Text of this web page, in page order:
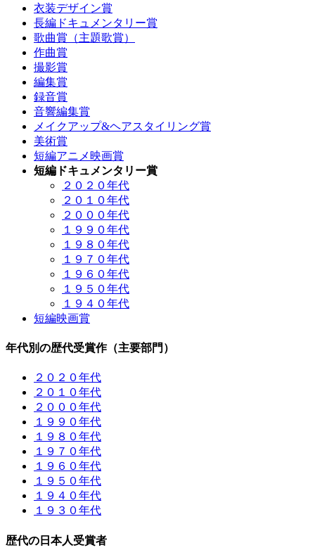
衣装デザイン賞
長編ドキュメンタリー賞
歌曲賞（主題歌賞）
作曲賞
撮影賞
編集賞
録音賞
音響編集賞
メイクアップ&ヘアスタイリング賞
美術賞
短編アニメ映画賞
短編ドキュメンタリー賞
２０２０年代
２０１０年代
２０００年代
１９９０年代
１９８０年代
１９７０年代
１９６０年代
１９５０年代
１９４０年代
短編映画賞
年代別の歴代受賞作（主要部門）
２０２０年代
２０１０年代
２０００年代
１９９０年代
１９８０年代
１９７０年代
１９６０年代
１９５０年代
１９４０年代
１９３０年代
歴代の日本人受賞者